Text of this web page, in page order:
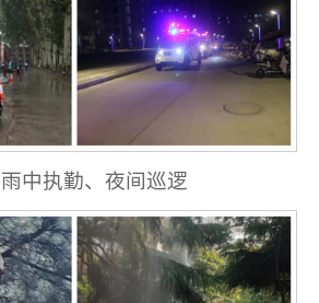
雨中执勤、夜间巡逻